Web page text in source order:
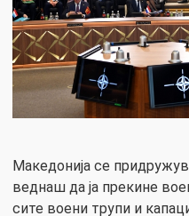
Македонија се
веднаш да ја прекине
сите воени трупи и